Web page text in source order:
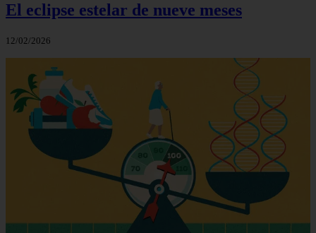
El eclipse estelar de nueve meses
12/02/2026